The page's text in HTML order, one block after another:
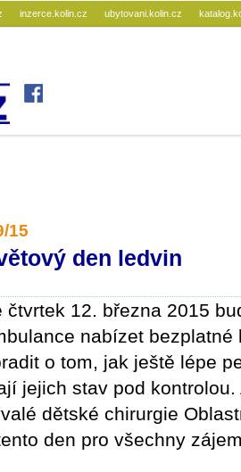
inzerce.kolin.cz ubytovani.kolin.cz
15
den ledvin
čtvrtek 12. března 2015
nabízet
o tom, jak ještě lépe
jejich stav pod
dětské chirurgie
den pro všechny